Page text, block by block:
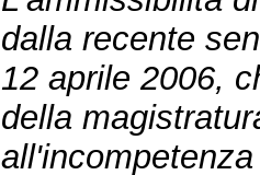
dalla recente
12 aprile 2006,
della